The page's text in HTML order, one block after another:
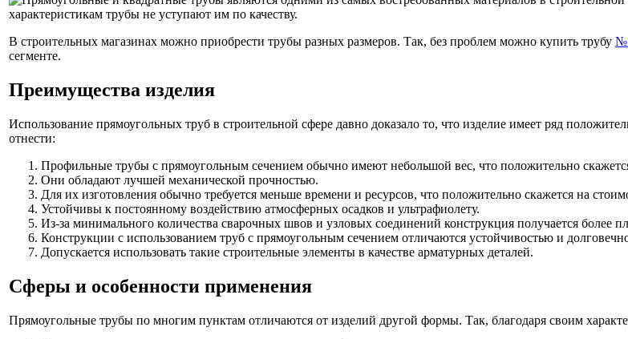
характеристикам трубы не уступают им по качеству.
В строительных магазинах можно приобрести трубы разных размеров. Так, без проблем можно купить трубу
сегменте.
Преимущества изделия
Использование прямоугольных труб в строительной сфере давно доказало то, что изделие имеет ряд
отнести:
Профильные трубы с прямоугольным сечением обычно имеют небольшой вес, что положительно
Они обладают лучшей механической прочностью.
Для их изготовления обычно требуется меньше времени и ресурсов, что положительно скажется на
Устойчивы к постоянному воздействию атмосферных осадков и ультрафиолету.
Из-за минимального количества сварочных швов и узловых соединений конструкция получается более
Конструкции с использованием труб с прямоугольным сечением отличаются устойчивостью и
Допускается использовать такие строительные элементы в качестве арматурных деталей.
Сферы и особенности применения
Прямоугольные трубы по многим пунктам отличаются от изделий другой формы. Так, благодаря своим